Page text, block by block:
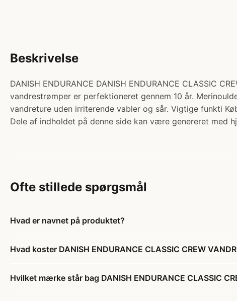
Beskrivelse
DANISH ENDURANCE DANISH ENDURANCE CLASSIC
vandrestrømper er perfektioneret gennem 10 år.
vandreture uden irriterende vabler og sår. Vigtige funkti
Dele af indholdet på denne side kan være genereret med
Ofte stillede spørgsmål
Hvad er navnet på produktet?
Hvad koster DANISH ENDURANCE CLASSIC CREW
Hvilket mærke står bag DANISH ENDURANCE CLASSIC